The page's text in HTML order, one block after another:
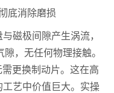
底消除磨损
磁极间隙产生涡流，
隙，无任何物理接触。
需更换制动片。这在高
艺中价值巨大。实操